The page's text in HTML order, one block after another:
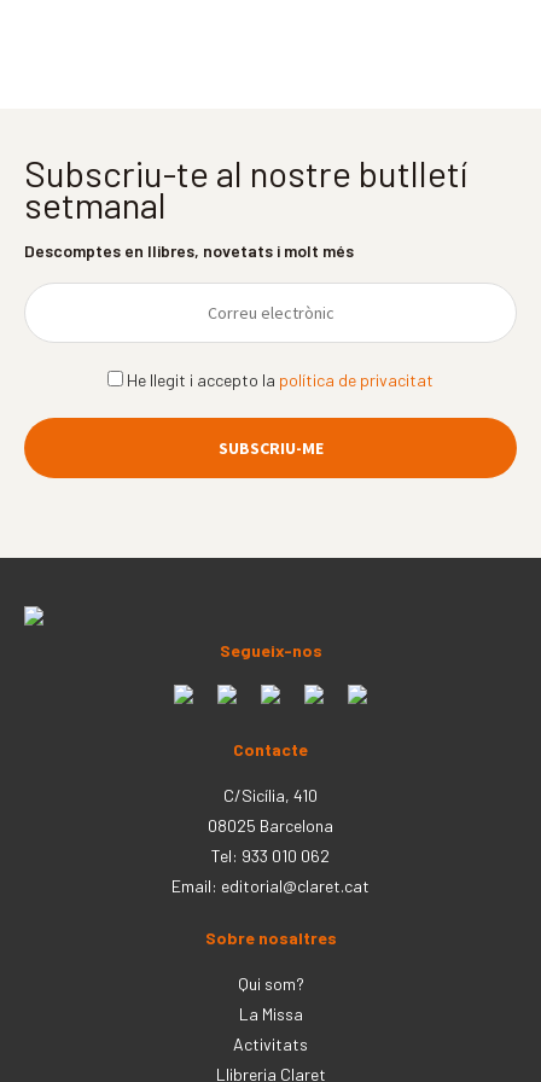
Subscriu-te al nostre butlletí
setmanal
Descomptes en llibres, novetats i molt més
He llegit i accepto la política de privacitat
Segueix-nos
Contacte
C/Sicília, 410
08025 Barcelona
Tel: 933 010 062
Email: editorial@claret.cat
Sobre nosaltres
Qui som?
La Missa
Activitats
Llibreria Claret